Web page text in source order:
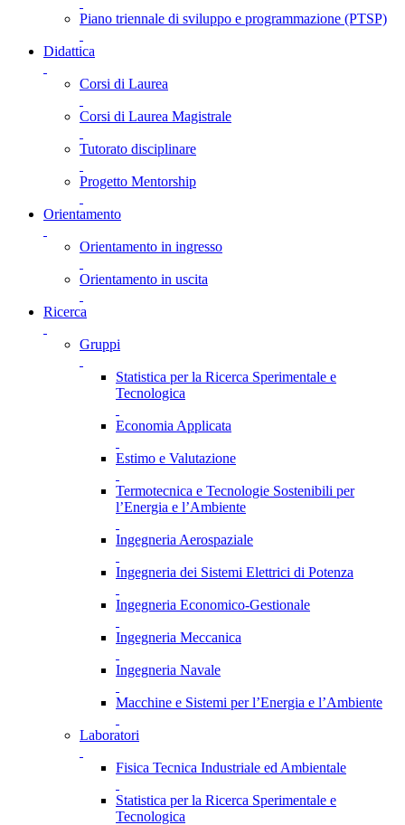
Piano triennale di sviluppo e programmazione (PTSP)
Didattica
Corsi di Laurea
Corsi di Laurea Magistrale
Tutorato disciplinare
Progetto Mentorship
Orientamento
Orientamento in ingresso
Orientamento in uscita
Ricerca
Gruppi
Statistica per la Ricerca Sperimentale e
Tecnologica
Economia Applicata
Estimo e Valutazione
Termotecnica e Tecnologie Sostenibili per
l’Energia e l’Ambiente
Ingegneria Aerospaziale
Ingegneria dei Sistemi Elettrici di Potenza
Ingegneria Economico-Gestionale
Ingegneria Meccanica
Ingegneria Navale
Macchine e Sistemi per l’Energia e l’Ambiente
Laboratori
Fisica Tecnica Industriale ed Ambientale
Statistica per la Ricerca Sperimentale e
Tecnologica